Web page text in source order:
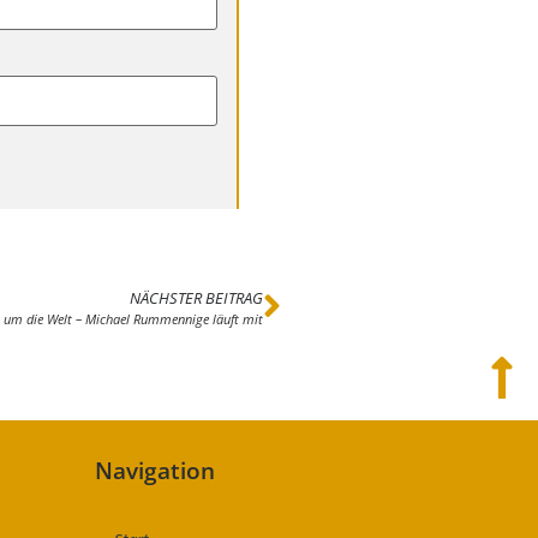
NÄCHSTER BEITRAG
die Welt – Michael Rummennige läuft mit
Navigation